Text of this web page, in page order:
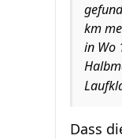
km
in Wo
Dass